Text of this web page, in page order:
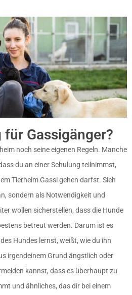
für Gassigänger?
noch seine eigenen Regeln. Manche
du an einer Schulung teilnimmst,
Tierheim Gassi gehen darfst. Sieh
sondern als Notwendigkeit und
wollen sicherstellen, dass die Hunde
betreut werden. Darum ist es
Hundes lernst, weißt, wie du ihn
irgendeinem Grund ängstlich oder
kannst, dass es überhaupt zu
und ähnliches, das dir bei einem